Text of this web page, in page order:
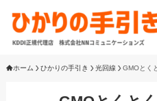
ホーム ひかりの手引き 光回線 GMOとく